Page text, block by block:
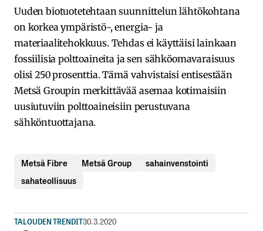
Uuden biotuotetehtaan suunnittelun lähtökohtana
on korkea ympäristö-, energia- ja
materiaalitehokkuus. Tehdas ei käyttäisi lainkaan
fossiilisia polttoaineita ja sen sähköomavaraisuus
olisi 250 prosenttia. Tämä vahvistaisi entisestään
Metsä Groupin merkittävää asemaa kotimaisiin
uusiutuviin polttoaineisiin perustuvana
sähköntuottajana.
Metsä Fibre Metsä Group
sahainvenstointi
sahateollisuus
TALOUDEN TRENDIT30.3.2020